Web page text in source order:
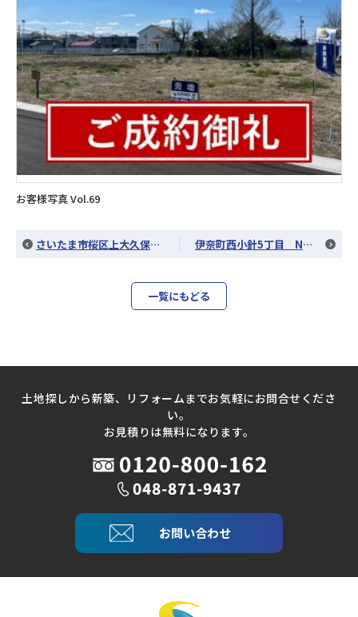
お客様写真 Vol.69
さいたま市桜区上大久保 N様邸 中古マンションのお引渡し 伊奈町西小針5丁目 N様邸 土地のお引渡し
一覧にもどる
土地探しから新築、リフォームまでお気軽にお問合せくださ
い。
お見積りは無料になります。
お問い合わせ